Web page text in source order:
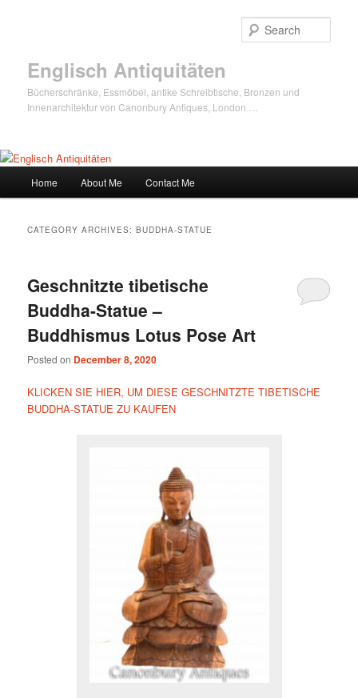
Englisch Antiquitäten
Bücherschränke, Essmöbel, antike Schreibtische, Bronzen und
Innenarchitektur von Canonbury Antiques, London …
Skip
content
Skip
content
Home About Me Contact Me
CATEGORY ARCHIVES:BUDDHA-STATUE
Geschnitzte tibetische
Buddha-Statue –
Buddhismus Lotus Pose Art
Posted on December 8, 2020
KLICKEN SIE HIER, UM DIESE GESCHNITZTE TIBETISCHE
BUDDHA-STATUE ZU KAUFEN